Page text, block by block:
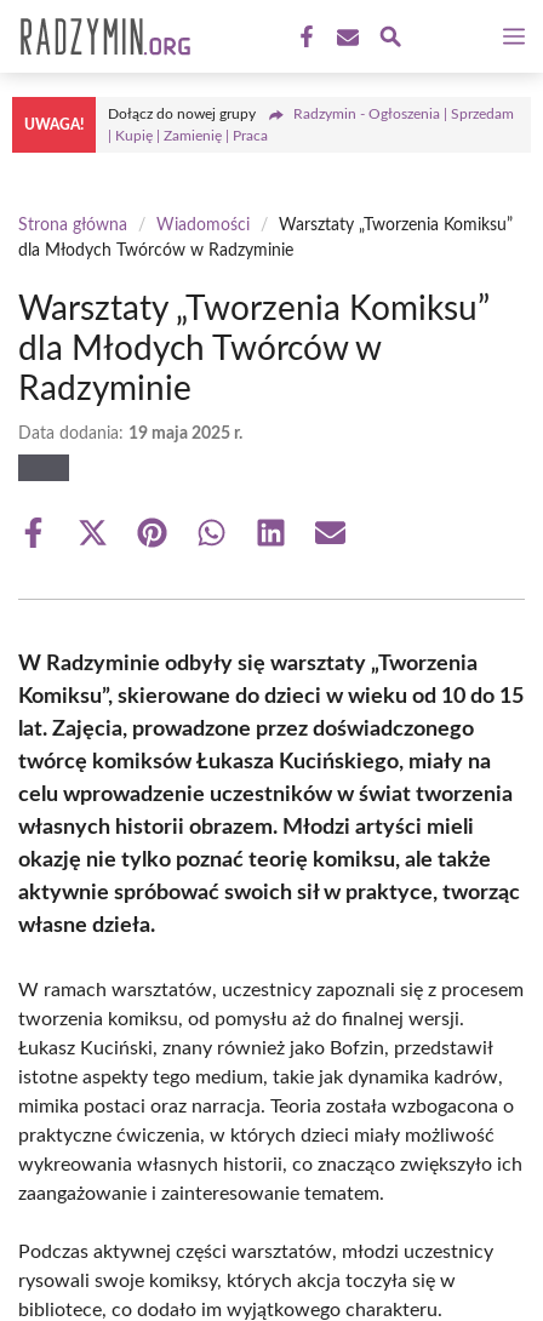
treści
UWAGA!
Dołącz do nowej grupy
Radzymin - Ogłoszenia | Sprzedam
| Kupię | Zamienię | Praca
Strona główna / Wiadomości /
Warsztaty „Tworzenia Komiksu”
dla Młodych Twórców w Radzyminie
Warsztaty „Tworzenia Komiksu”
dla Młodych Twórców w
Radzyminie
Data dodania: 19 maja 2025 r.
Share
Share
(Twitter)
Share Share Share Share
W Radzyminie odbyły się warsztaty „Tworzenia
Komiksu”, skierowane do dzieci w wieku od 10 do 15
lat. Zajęcia, prowadzone przez doświadczonego
twórcę komiksów Łukasza Kucińskiego, miały na
celu wprowadzenie uczestników w świat tworzenia
własnych historii obrazem. Młodzi artyści mieli
okazję nie tylko poznać teorię komiksu, ale także
aktywnie spróbować swoich sił w praktyce, tworząc
własne dzieła.
W ramach warsztatów, uczestnicy zapoznali się z procesem
tworzenia komiksu, od pomysłu aż do finalnej wersji.
Łukasz Kuciński, znany również jako Bofzin, przedstawił
istotne aspekty tego medium, takie jak dynamika kadrów,
mimika postaci oraz narracja. Teoria została wzbogacona o
praktyczne ćwiczenia, w których dzieci miały możliwość
wykreowania własnych historii, co znacząco zwiększyło ich
zaangażowanie i zainteresowanie tematem.
Podczas aktywnej części warsztatów, młodzi uczestnicy
rysowali swoje komiksy, których akcja toczyła się w
bibliotece, co dodało im wyjątkowego charakteru.